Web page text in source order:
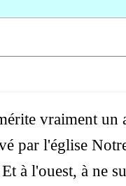
vraiment
par l'église
à l'ouest, à ne